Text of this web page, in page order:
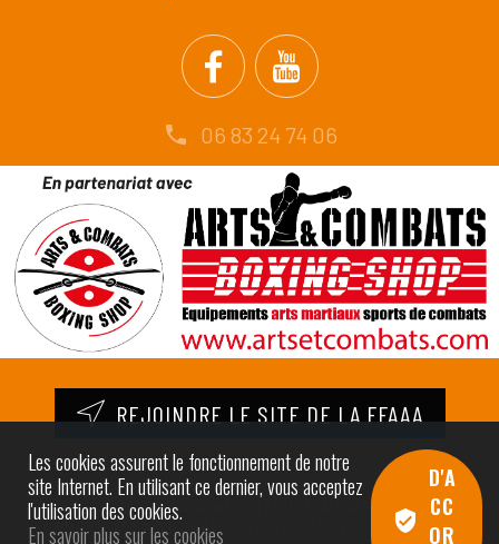
06 83 24 74 06
REJOINDRE LE SITE DE LA FFAAA
© AÏKIDO CID AQUITAINE - AFFILIÉ À LA FÉDÉRATION
FRANÇAISE D’AÏKIDO AÏKIBUDO ET ASSOCIÉS (FFAAA) |
Les cookies assurent le fonctionnement de notre
site Internet. En utilisant ce dernier, vous acceptez
l'utilisation des cookies.
En savoir plus sur les cookies
D'A
CC
OR